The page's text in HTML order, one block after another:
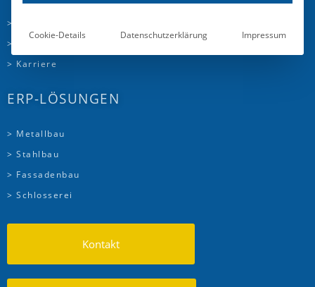
> Über uns
> Partner
> Karriere
ERP-LÖSUNGEN
> Metallbau
> Stahlbau
> Fassadenbau
> Schlosserei
Kontakt
Cookie-Details Datenschutzerklärung Impressum